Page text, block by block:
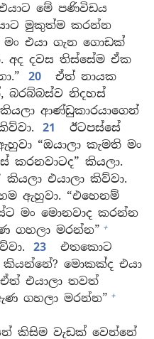
මේ පණිවිඩය
මුකුත්ම කරන්න
මං එයා ගැන ගොඩක්
අද දවස තිස්සේම ඒක
20
ඒත් නායක
බරබ්බස්ව නිදහස්
කියලා ආණ්ඩුකාරයාගෙන්
21
ඊටපස්සේ
“ඔයාලා කැමති මං
කරනවාටද” කියලා.
එයාලා කිව්වා.
ඇහුවා. “එහෙනම්
මං මොනවාද කරන්න
ගහලා මරන්න” +
23
එතකොට
කියන්නේ? මොකක්ද එයා
එයාලා තවත්
ගහලා මරන්න” +
කිසිම වැඩක් වෙන්නේ